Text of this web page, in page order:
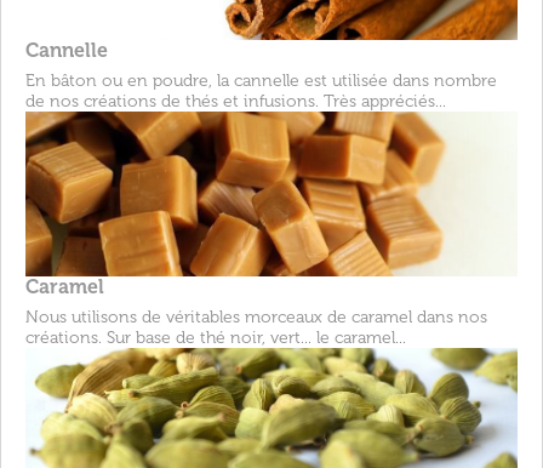
Cannelle
En bâton ou en poudre, la cannelle est utilisée dans nombre
de nos créations de thés et infusions. Très appréciés...
Caramel
Nous utilisons de véritables morceaux de caramel dans nos
créations. Sur base de thé noir, vert... le caramel...